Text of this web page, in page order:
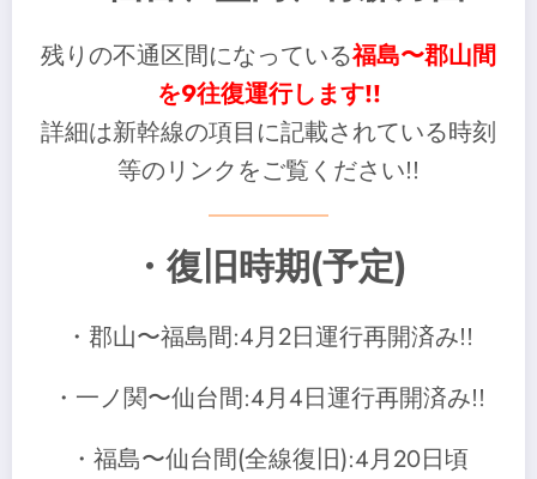
残りの不通区間になっている福島〜郡山間
を9往復運行します!!
詳細は新幹線の項目に記載されている時刻
等のリンクをご覧ください!!
・復旧時期(予定)
・郡山〜福島間:4月2日運行再開済み!!
・一ノ関〜仙台間:4月4日運行再開済み!!
・福島〜仙台間(全線復旧):4月20日頃